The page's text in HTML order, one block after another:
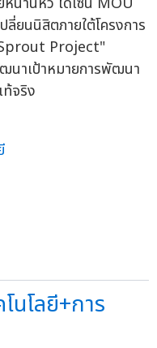
ยนนิสิตภายใต้โครงการ
Project"
นาเป้าหมายการพัฒนา
จริง
นโลยี+การ